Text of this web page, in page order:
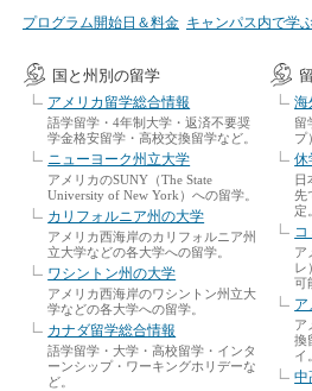
プログラム開始日＆料金 キャンパス内で学
国と州別の留学
アメリカ留学総合情報
語学留学・4年制大学・返済不要奨
学金格安留学・高校交換留学など。
ニューヨーク州立大学
アメリカのSUNY（The State
University of New York）への留学。
カリフォルニア州の大学
アメリカ西海岸のカリフォルニア州
立大学などの各大学への留学。
ワシントン州の大学
アメリカ西海岸のワシントン州立大
学などの各大学への留学。
カナダ留学総合情報
語学留学・大学・高校留学・インタ
ーンシップ・ワーキングホリデーな
ど。
海
留
プ
休
日
先
定
コ
ア
レ
可
ア
ア
換
イ
中